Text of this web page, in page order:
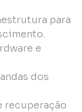
para
e
dos
recuperação